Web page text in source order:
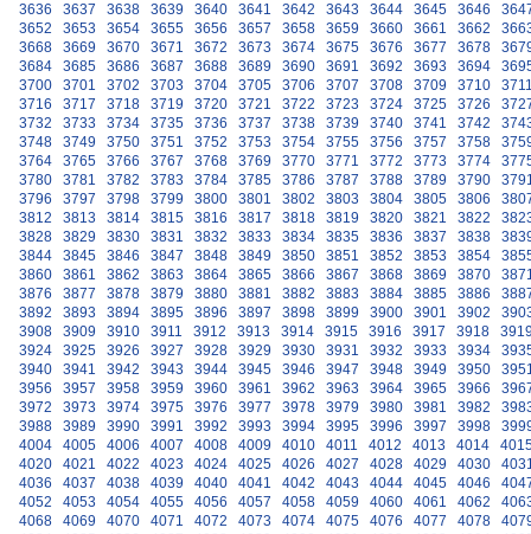
3636
3637 3638 3639 3640 3641 3642 3643 3644 3645 3646
3652
3653 3654 3655 3656 3657 3658 3659 3660 3661 3662
3668
3669 3670 3671 3672 3673 3674 3675 3676 3677 3678
3684
3685 3686 3687 3688 3689 3690 3691 3692 3693 3694
3700
3701 3702 3703 3704 3705 3706 3707 3708 3709 3710
3716
3717 3718 3719 3720 3721 3722 3723 3724 3725 3726
3732
3733 3734 3735 3736 3737 3738 3739 3740 3741 3742
3748
3749 3750 3751 3752 3753 3754 3755 3756 3757 3758
3764
3765 3766 3767 3768 3769 3770 3771 3772 3773 3774
3780
3781 3782 3783 3784 3785 3786 3787 3788 3789 3790
3796
3797 3798 3799 3800 3801 3802 3803 3804 3805 3806
3812
3813 3814 3815 3816 3817 3818 3819 3820 3821 3822
3828
3829 3830 3831 3832 3833 3834 3835 3836 3837 3838
3844
3845 3846 3847 3848 3849 3850 3851 3852 3853 3854
3860
3861 3862 3863 3864 3865 3866 3867 3868 3869 3870
3876
3877 3878 3879 3880 3881 3882 3883 3884 3885 3886
3892
3893 3894 3895 3896 3897 3898 3899 3900 3901 3902
3908
3909 3910 3911 3912 3913 3914 3915 3916 3917 3918
3924
3925 3926 3927 3928 3929 3930 3931 3932 3933 3934
3940
3941 3942 3943 3944 3945 3946 3947 3948 3949 3950
3956
3957 3958 3959 3960 3961 3962 3963 3964 3965 3966
3972
3973 3974 3975 3976 3977 3978 3979 3980 3981 3982
3988
3989 3990 3991 3992 3993 3994 3995 3996 3997 3998
4004
4005 4006 4007 4008 4009 4010 4011 4012 4013 4014
4020
4021 4022 4023 4024 4025 4026 4027 4028 4029 4030
4036
4037 4038 4039 4040 4041 4042 4043 4044 4045 4046
4052
4053 4054 4055 4056 4057 4058 4059 4060 4061 4062
4068
4069 4070 4071 4072 4073 4074 4075 4076 4077 4078